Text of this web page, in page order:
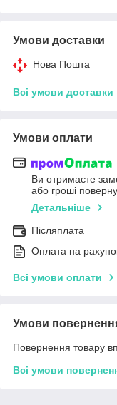
Умови доставки
Нова Пошта
Всі умови доставки
Умови оплати
Ви отримаєте
або гроші
Детальніше
Післяплата
Оплата на
Всі умови оплати
Умови
Повернення товару
Всі умови